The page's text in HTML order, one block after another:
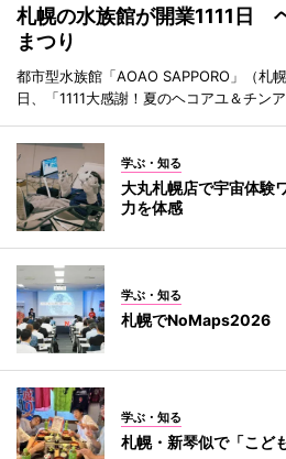
札幌の水族館が開業1111日
まつり
都市型水族館「AOAO SAPPORO」（札
日、「1111大感謝！夏のヘコアユ＆チン
学ぶ・知る
大丸札幌店で宇宙体
力を体感
学ぶ・知る
札幌でNoMaps2026
学ぶ・知る
札幌・新琴似で「こ